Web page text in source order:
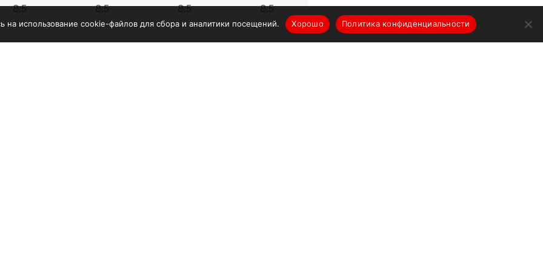
8,5 8,5 8,5 8,5
на использование cookie-файлов для сбора и аналитики посещений. Хорошо Политика конфиденциальности